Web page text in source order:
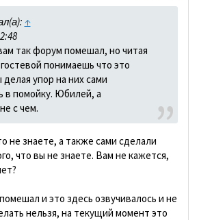
↑
так форум помешал, но читая
понимаешь что это
упор на них сами
в помойку. Юбилей, а
с чем.
не знаете, а также сами сделали
что вы не знаете. Вам не кажется,
и это здесь озвучивалось и не
нельзя, на текущий момент это